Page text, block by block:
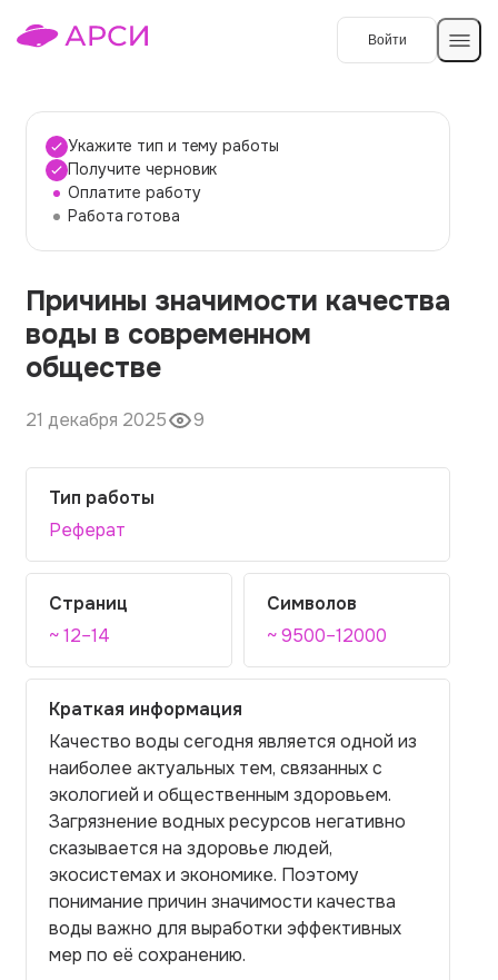
Войти
Темы работ
О сервисе
О компании
Наши гарантии
Вопросы и ответы
Контакты
Укажите тип и тему работы
Получите черновик
Оплатите работу
Работа готова
Причины значимости качества
воды в современном
обществе
21 декабря 2025 9
Тип работы
Реферат
Страниц
~ 12–14
Символов
~ 9500–12000
Краткая информация
Качество воды сегодня является одной из
наиболее актуальных тем, связанных с
экологией и общественным здоровьем.
Загрязнение водных ресурсов негативно
сказывается на здоровье людей,
экосистемах и экономике. Поэтому
понимание причин значимости качества
воды важно для выработки эффективных
мер по её сохранению.